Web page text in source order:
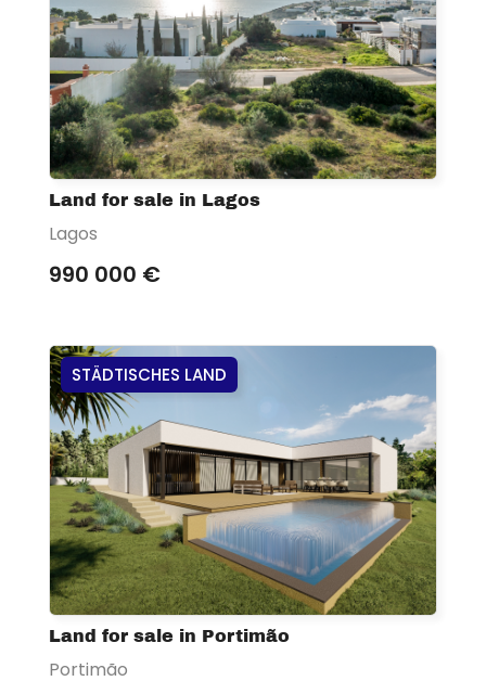
Land for sale in Lagos
Lagos
990 000 €
STÄDTISCHES LAND
Land for sale in Portimão
Portimão